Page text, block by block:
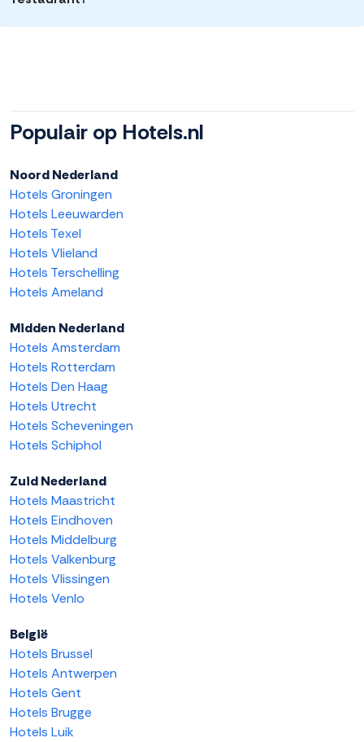
Populair op Hotels.nl
Noord Nederland
Hotels Groningen
Hotels Leeuwarden
Hotels Texel
Hotels Vlieland
Hotels Terschelling
Hotels Ameland
Midden Nederland
Hotels Amsterdam
Hotels Rotterdam
Hotels Den Haag
Hotels Utrecht
Hotels Scheveningen
Hotels Schiphol
Zuid Nederland
Hotels Maastricht
Hotels Eindhoven
Hotels Middelburg
Hotels Valkenburg
Hotels Vlissingen
Hotels Venlo
België
Hotels Brussel
Hotels Antwerpen
Hotels Gent
Hotels Brugge
Hotels Luik